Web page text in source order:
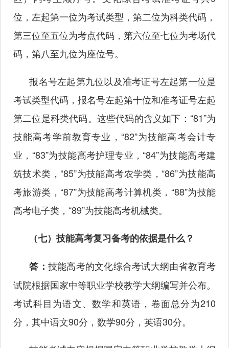
位，左起第一位为考试类型，第二位为科类代码，
第三位至五位为考点代码，第六位至七位为考场代
码，第八至九位为座位号。
报名号左起第九位以及准考证号左起第一位是
考试类型代码，报名号左起第十位和准考证号左起
第二位是科类代码。这些代码的含义如下：“81”为
技能高考学前教育专业，“82”为技能高考会计专
业，“83”为技能高考护理专业，“84”为技能高考建
筑技术类，“85”为技能高考农学类，“86”为技能高
考旅游类，“87”为技能高考计算机类，“88”为技能
高考电子类，“89”为技能高考机械类。
（七）技能高考复习备考的依据是什么？
答： 技能高考的文化综合考试大纲由省教育考
试院根据国家中等职业学校教学大纲编写并公布。
考试科目为语文、数学和英语，卷面总分为210
分，其中语文90分，数学90分，英语30分。